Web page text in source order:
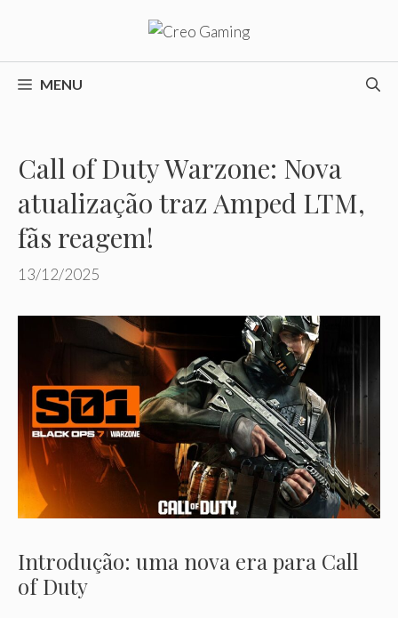
o
conteúdoMENU
Call of Duty Warzone: Nova
atualização traz Amped LTM,
fãs reagem!
13/12/2025
Introdução: uma nova era para Call
of Duty